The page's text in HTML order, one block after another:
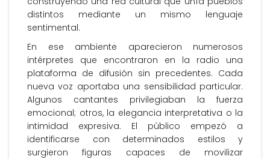
distintos mediante un mismo lenguaje
sentimental.
En ese ambiente aparecieron numerosos
intérpretes que encontraron en la radio una
plataforma de difusión sin precedentes. Cada
nueva voz aportaba una sensibilidad particular.
Algunos cantantes privilegiaban la fuerza
emocional; otros, la elegancia interpretativa o la
intimidad expresiva. El público empezó a
identificarse con determinados estilos y
surgieron figuras capaces de movilizar